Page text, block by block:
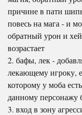
причине в пати
повесь на мага - и
обратный урон и
возрастает
2. бафы, лек -
лекающему игроку,
которому у моба
данному персонажу
3. вход в зону